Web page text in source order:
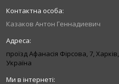
Казаков Антон Геннадиевич
проїзд Афанасія Фірсова, 7, Харків,
Україна